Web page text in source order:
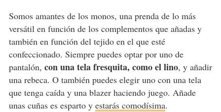
Somos amantes de los monos, una prenda de lo más
versátil en función de los complementos que añadas y
también en función del tejido en el que esté
confeccionado. Siempre puedes optar por uno de
pantalón, con una tela fresquita, como el lino, y añadir
una rebeca. O también puedes elegir uno con una tela
que tenga caída y una blazer haciendo juego. Añade
unas cuñas es esparto y estarás comodísima.